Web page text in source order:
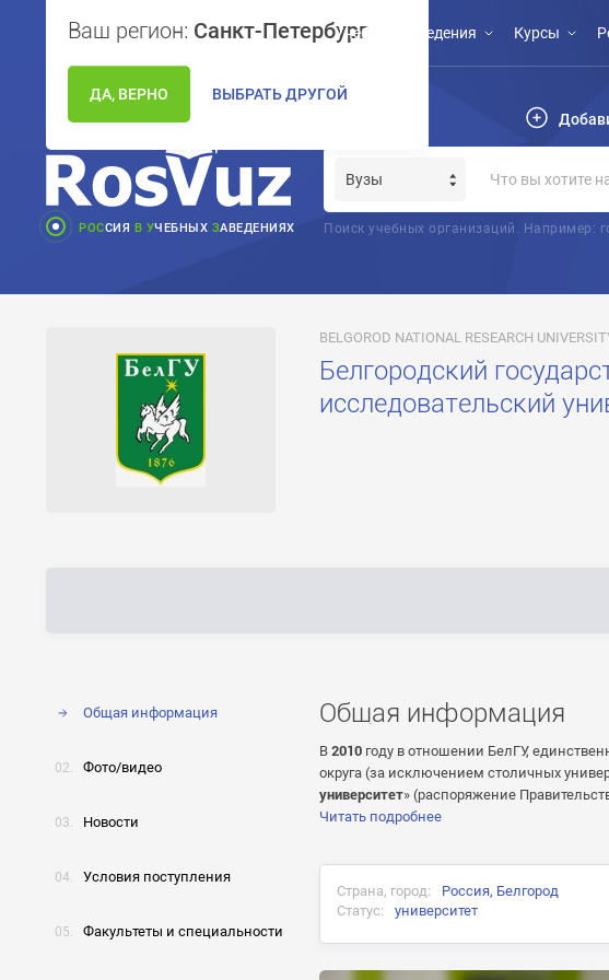
Ваш регион: Санкт-Петербург
ДА, ВЕРНО ВЫБРАТЬ ДРУГОЙ
Учебные заведения Курсы
РОССИЯ В УЧЕБНЫХ ЗАВЕДЕНИЯХ Поиск учебных организаций. Например:
BELGOROD NATIONAL RESEARCH
Белгородский
исследовательский
Общая информация
Фото/видео
Новости
Условия поступления
Факультеты и специальности
Общая информация
В 2010 году в отношении БелГУ,
округа (за исключением столичных
университет» (распоряжение
Читать подробнее
Страна, город: Россия, Белгород
Статус:
университет